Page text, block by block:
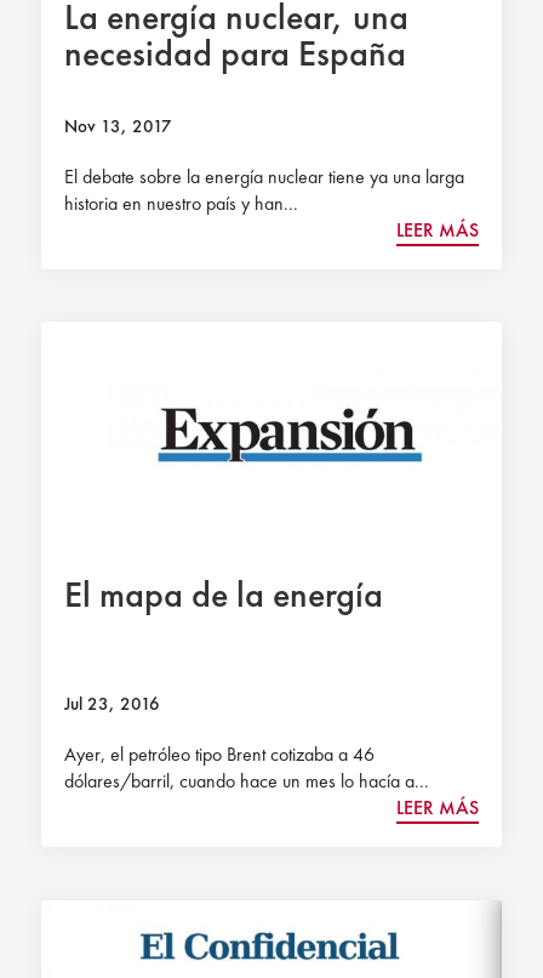
La energía nuclear, una
necesidad para España
Nov 13, 2017
El debate sobre la energía nuclear tiene ya una larga
historia en nuestro país y han...
LEER MÁS
El mapa de la energía
Jul 23, 2016
Ayer, el petróleo tipo Brent cotizaba a 46
dólares/barril, cuando hace un mes lo hacía a...
LEER MÁS